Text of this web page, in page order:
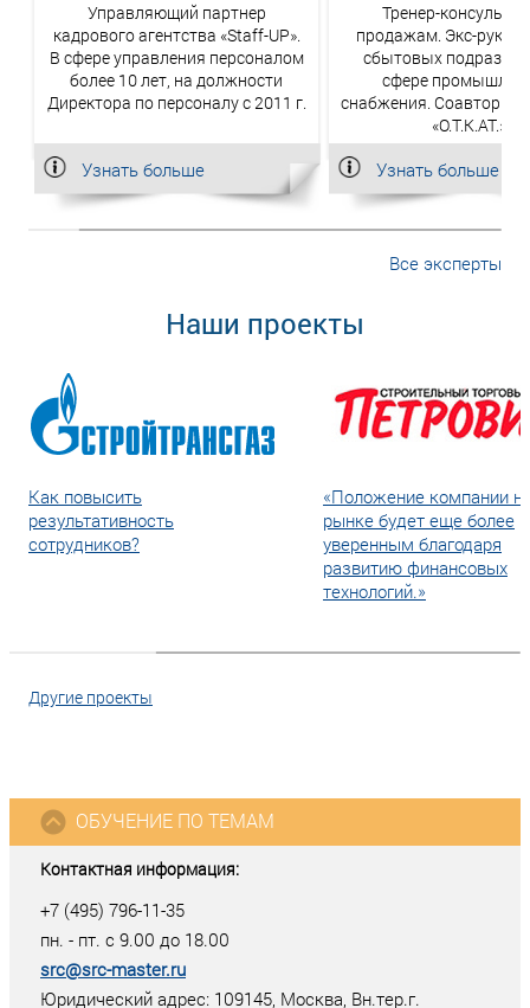
Управляющий партнер
кадрового агентства «Staff-UP».
В сфере управления персоналом
более 10 лет, на должности
Директора по персоналу с 2011 г.
Узнать больше
Тренер-
продажам. Экс-
сбытовых
сфере
снабжения. Соавтор
«О.Т.К.АТ.».
Узнать больше
Все эксперты
Наши проекты
Как повысить
результативность
сотрудников?
«Положение компании
рынке будет еще более
уверенным благодаря
развитию финансовых
технологий.»
Другие проекты
Контактная информация:
+7 (495) 796-11-35
пн. - пт. с 9.00 до 18.00
src@src-master.ru
Юридический адрес: 109145, Москва, Вн.тер.г.
ОБУЧЕНИЕ ПО ТЕМАМ